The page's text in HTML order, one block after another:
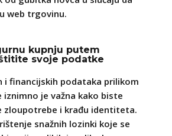
web trgovinu.
kupnju putem
svoje podatke
i financijskih podataka prilikom
iznimno je važna kako biste
zloupotrebe i krađu identiteta.
snažnih lozinki koje se